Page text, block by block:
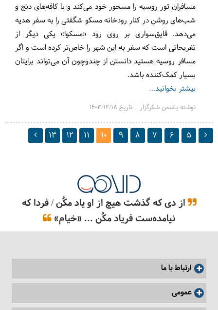
مسافران تور روسیه را مسحور خود می‌کند و با کافه‌های دنج و
شب‌های روشن در کنار رودخانه مسکو شگفتی را به سفر هدیه
می‌دهد. قایق‌سواری بر روی رود «مسکوا» یکی دیگر از
تفریحاتی است که سفر به این شهر را خاص‌تر کرده است و اگر
مسافر روسیه هستید دانستن از چندوچون آن می‌تواند برایتان
بسیار کمک‌کننده باشد.
بیشتر بخوانید...
نوشته یاسمن شکرگزار | تاریخ 1403/12/18
5
6
7
8
9
10
11
12
13
از دی که گذشت هیچ از او یاد مکُن / فردا که
نیامده‌ست فریاد مکُن ... «خیام»
ارتباط با ما
عمومی